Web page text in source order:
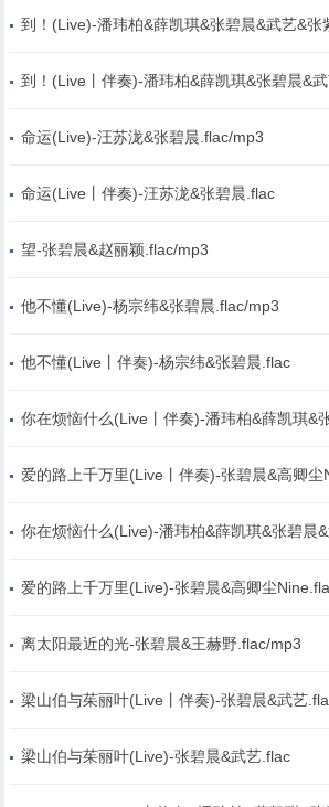
到！(Live)-潘玮柏&薛凯琪&张碧晨&武艺&张
到！(Live丨伴奏)-潘玮柏&薛凯琪&张碧晨&
命运(Live)-汪苏泷&张碧晨.flac/mp3
命运(Live丨伴奏)-汪苏泷&张碧晨.flac
望-张碧晨&赵丽颖.flac/mp3
他不懂(Live)-杨宗纬&张碧晨.flac/mp3
他不懂(Live丨伴奏)-杨宗纬&张碧晨.flac
你在烦恼什么(Live丨伴奏)-潘玮柏&薛凯琪&
爱的路上千万里(Live丨伴奏)-张碧晨&高卿尘
你在烦恼什么(Live)-潘玮柏&薛凯琪&张碧晨
爱的路上千万里(Live)-张碧晨&高卿尘
离太阳最近的光-张碧晨&王赫野.flac/mp3
梁山伯与茱丽叶(Live丨伴奏)-张碧晨&武艺
梁山伯与茱丽叶(Live)-张碧晨&武艺.flac